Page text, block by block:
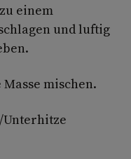
einem
und luftig
mischen.
Unterhitze